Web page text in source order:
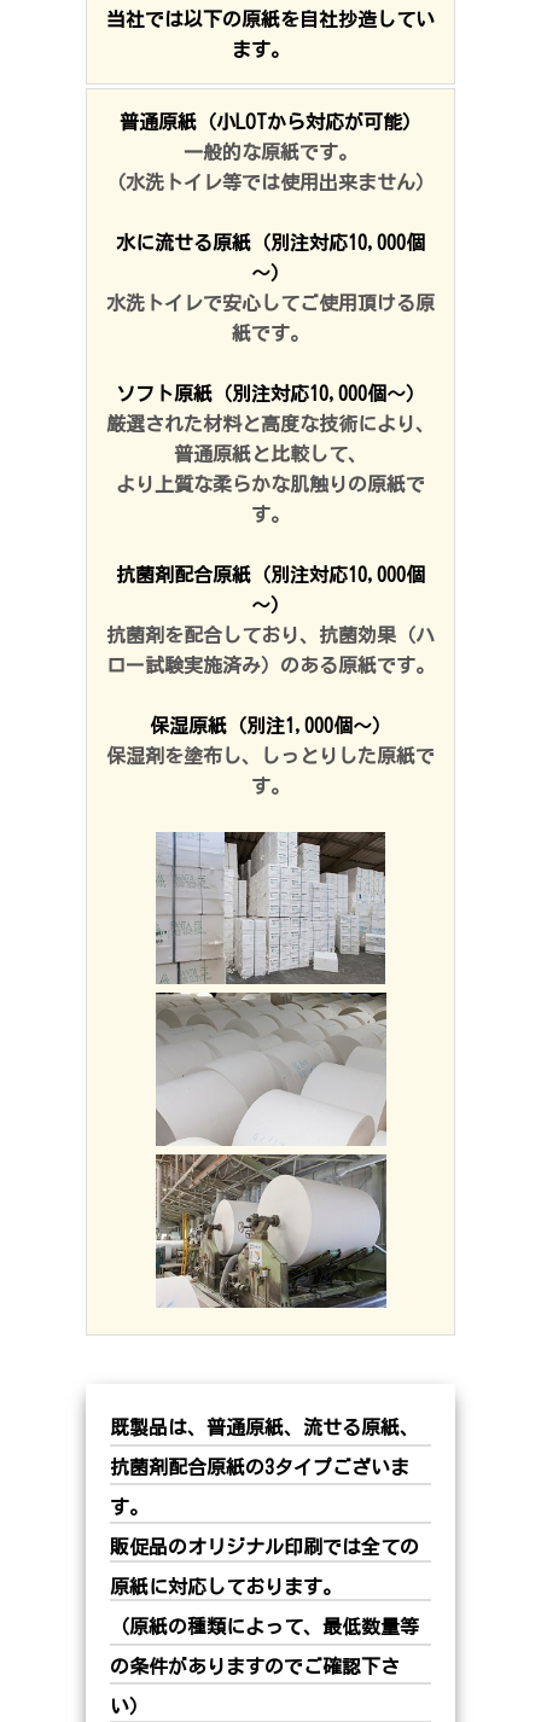
当社では以下の原紙を自社抄造してい
ます。
普通原紙（小LOTから対応が可能）
一般的な原紙です。
（水洗トイレ等では使用出来ません）
水に流せる原紙（別注対応10,000個
～）
水洗トイレで安心してご使用頂ける原
紙です。
ソフト原紙（別注対応10,000個～）
厳選された材料と高度な技術により、
普通原紙と比較して、
より上質な柔らかな肌触りの原紙で
す。
抗菌剤配合原紙（別注対応10,000個
～）
抗菌剤を配合しており、抗菌効果（ハ
ロー試験実施済み）のある原紙です。
保湿原紙（別注1,000個～）
保湿剤を塗布し、しっとりした原紙で
す。
既製品は、普通原紙、流せる原紙、
抗菌剤配合原紙の3タイプございま
す。
販促品のオリジナル印刷では全ての
原紙に対応しております。
（原紙の種類によって、最低数量等
の条件がありますのでご確認下さ
い）